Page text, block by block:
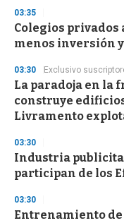
03:35
Colegios privados
menos inversión
03:30 Exclusivo
La paradoja en la
construye
Livramento
03:30
Industria
participan de los
03:30
Entrenamiento